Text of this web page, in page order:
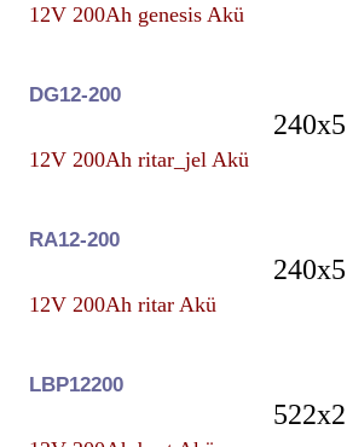
12V 200Ah genesis Akü
DG12-200
12V 200Ah ritar_jel Akü
RA12-200
12V 200Ah ritar Akü
LBP12200